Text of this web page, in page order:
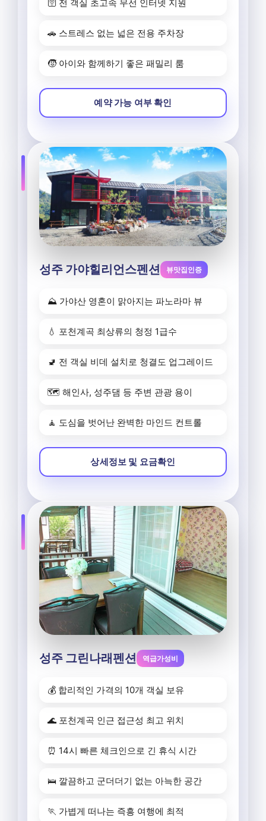
🛜 전 객실 초고속 무선 인터넷 지원
🚗 스트레스 없는 넓은 전용 주차장
🧒 아이와 함께하기 좋은 패밀리 룸
예약 가능 여부 확인
성주 가야힐리언스펜션 뷰맛집인증
⛰️ 가야산 영혼이 맑아지는 파노라마 뷰
💧 포천계곡 최상류의 청정 1급수
🚽 전 객실 비데 설치로 청결도 업그레이드
🗺️ 해인사, 성주댐 등 주변 관광 용이
🧘 도심을 벗어난 완벽한 마인드 컨트롤
상세정보 및 요금확인
성주 그린나래펜션 역급가성비
💰 합리적인 가격의 10개 객실 보유
🌊 포천계곡 인근 접근성 최고 위치
⏰ 14시 빠른 체크인으로 긴 휴식 시간
🛌 깔끔하고 군더더기 없는 아늑한 공간
🏃 가볍게 떠나는 즉흥 여행에 최적